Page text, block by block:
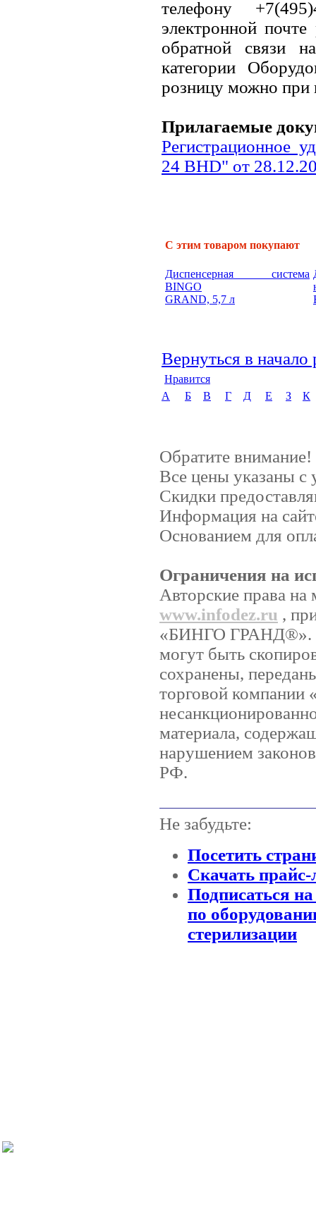
телефону
электронной
обратной связи
категории
розницу можно при
Прилагаемые
Регистрационное
24 BHD" от
С этим товаром покупают
Диспенсерная система
BINGO
GRAND, 5,7 л
Вернуться в начало
Нравится
А
Б В Г Д Е З К
Обратите внимание!
Все цены указаны
Скидки
Информация на
Основанием для
Ограничения на
Авторские права
www.infodez.ru ,
«БИНГО ГРАНД®».
могут быть
сохранены,
торговой
материала,
нарушением
РФ.
Не забудьте:
Посетить
Скачать прайс-
Подписаться
по
стерилизации